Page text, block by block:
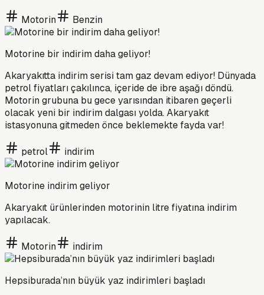
Motorin Benzin
Motorine bir indirim daha geliyor!
Akaryakıtta indirim serisi tam gaz devam ediyor! Dünyada
petrol fiyatları çakılınca, içeride de ibre aşağı döndü.
Motorin grubuna bu gece yarısından itibaren geçerli
olacak yeni bir indirim dalgası yolda. Akaryakıt
istasyonuna gitmeden önce beklemekte fayda var!
petrol indirim
Motorine indirim geliyor
Akaryakıt ürünlerinden motorinin litre fiyatına indirim
yapılacak.
Motorin indirim
Hepsiburada’nın büyük yaz indirimleri başladı